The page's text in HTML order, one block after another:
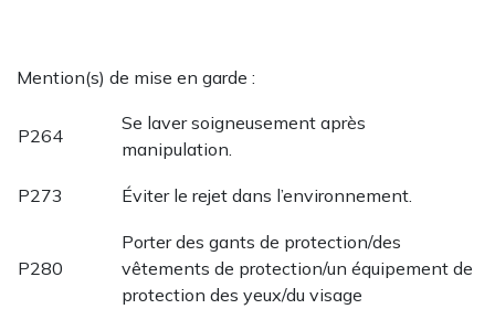
Mention(s) de mise en garde :
P264
Se laver soigneusement après
manipulation.
P273 Éviter le rejet dans l’environnement.
P280
Porter des gants de protection/des
vêtements de protection/un équipement de
protection des yeux/du visage